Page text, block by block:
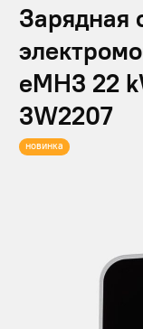
Зарядная
eMH3 22
3W2207
новинка